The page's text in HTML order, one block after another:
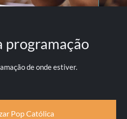
programação
de onde estiver.
Pop Católica